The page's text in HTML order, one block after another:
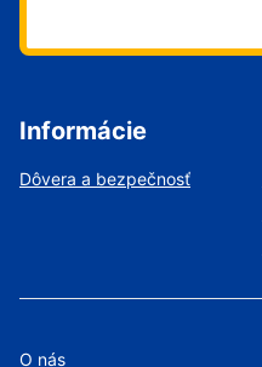
Informácie
Dôvera a bezpečnosť
O nás